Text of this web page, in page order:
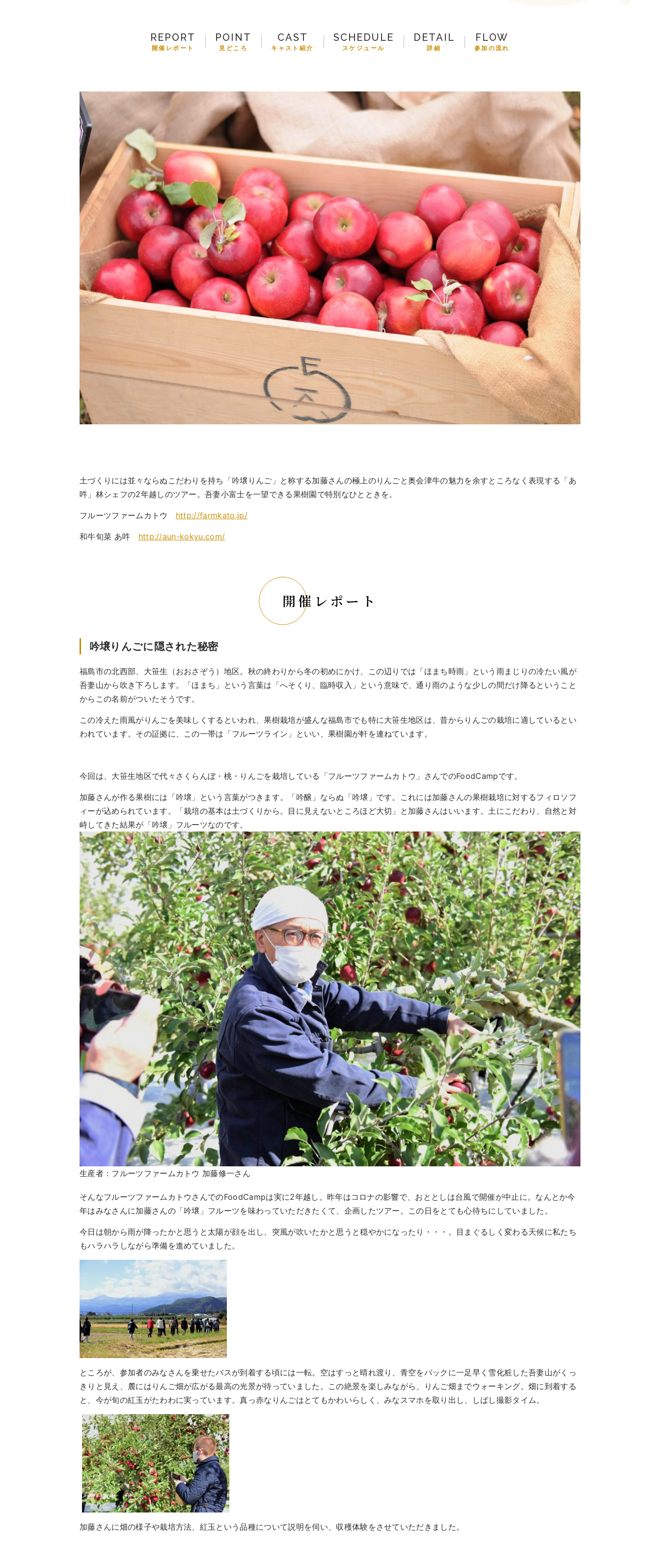
FOOD CAMP
お問合せ
Food
Camp（English）
BEST TABLE
ベストテーブル
ご予約
お問合せ
Best
Table（English）
CATERING
ケータリング
トップ
実例一覧
ご注文
お問合せ
BUSINESS
法人・自治体様向け
トップ
実例一覧
お問合せ
REPORT
開催レポート
POINT
見どころ
CAST
キャスト紹介
SCHEDULE
スケジュール
DETAIL
詳細
FLOW
参加の流れ
土づくりには並々ならぬこだわりを持ち「吟壌りんご」と称する加藤さんの極上のりんごと奥会津牛の魅力を余すところなく表現する「あ
吽」林シェフの2年越しのツアー。吾妻小富士を一望できる果樹園で特別なひとときを。
フルーツファームカトウ http://farmkato.jp/
和牛旬菜 あ吽 http://aun-kokyu.com/
開催レポート
吟壌りんごに隠された秘密
福島市の北西部、大笹生（おおさぞう）地区。秋の終わりから冬の初めにかけ、この辺りでは「ほまち時雨」という雨まじりの冷たい風が
吾妻山から吹き下ろします。「ほまち」という言葉は「へそくり、臨時収入」という意味で、通り雨のような少しの間だけ降るということ
からこの名前がついたそうです。
この冷えた雨風がりんごを美味しくするといわれ、果樹栽培が盛んな福島市でも特に大笹生地区は、昔からりんごの栽培に適しているとい
われています。その証拠に、この一帯は「フルーツライン」といい、果樹園が軒を連ねています。
今回は、大笹生地区で代々さくらんぼ・桃・りんごを栽培している「フルーツファームカトウ」さんでのFoodCampです。
加藤さんが作る果樹には「吟壌」という言葉がつきます。「吟醸」ならぬ「吟壌」です。これには加藤さんの果樹栽培に対するフィロソフ
ィーが込められています。「栽培の基本は土づくりから。目に見えないところほど大切」と加藤さんはいいます。土にこだわり、自然と対
峙してきた結果が「吟壌」フルーツなのです。
生産者：フルーツファームカトウ 加藤修一さん
そんなフルーツファームカトウさんでのFoodCampは実に2年越し。昨年はコロナの影響で、おととしは台風で開催が中止に。なんとか今
年はみなさんに加藤さんの「吟壌」フルーツを味わっていただきたくて、企画したツアー。この日をとても心待ちにしていました。
今日は朝から雨が降ったかと思うと太陽が顔を出し、突風が吹いたかと思うと穏やかになったり・・・。目まぐるしく変わる天候に私たち
もハラハラしながら準備を進めていました。
ところが、参加者のみなさんを乗せたバスが到着する頃には一転。空はすっと晴れ渡り、青空をバックに一足早く雪化粧した吾妻山がくっ
きりと見え、麓にはりんご畑が広がる最高の光景が待っていました。この絶景を楽しみながら、りんご畑までウォーキング。畑に到着する
と、今が旬の紅玉がたわわに実っています。真っ赤なりんごはとてもかわいらしく、みなスマホを取り出し、しばし撮影タイム。
加藤さんに畑の様子や栽培方法、紅玉という品種について説明を伺い、収穫体験をさせていただきました。